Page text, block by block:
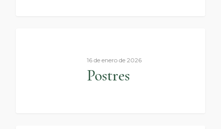
16 de enero de 2026
Postres